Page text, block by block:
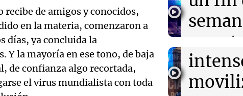
recibe de amigos y conocidos,
en la materia, comenzaron a
días, ya concluida la
Y la mayoría en ese tono, de baja
de confianza algo recortada,
el virus mundialista con toda
22:05 Deportes
Confirmada la
Challenger de
20 al 27 de
22:03 Tecnología
El nuevo
OpenAI podría
400 dólares
Turno
y
ley de
Panorama
Episodios
Audio.
el